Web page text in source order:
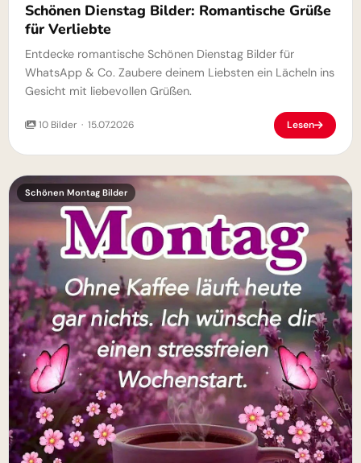
Schönen Dienstag Bilder: Romantische Grüße
für Verliebte
Entdecke romantische Schönen Dienstag Bilder für
WhatsApp & Co. Zaubere deinem Liebsten ein Lächeln ins
Gesicht mit liebevollen Grüßen.
10 Bilder · 15.07.2026 Lesen
Schönen Montag Bilder